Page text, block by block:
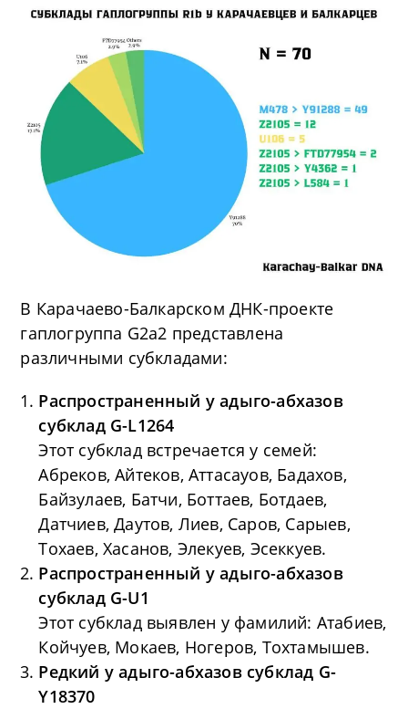
В Карачаево-Балкарском ДНК-проекте
гаплогруппа G2a2 представлена
различными субкладами:
Распространенный у адыго-абхазов
субклад G-L1264
Этот субклад встречается у семей:
Абреков, Айтеков, Аттасауов, Бадахов,
Байзулаев, Батчи, Боттаев, Ботдаев,
Датчиев, Даутов, Лиев, Саров, Сарыев,
Тохаев, Хасанов, Элекуев, Эсеккуев.
Распространенный у адыго-абхазов
субклад G-U1
Этот субклад выявлен у фамилий: Атабиев,
Койчуев, Мокаев, Ногеров, Тохтамышев.
Редкий у адыго-абхазов субклад G-
Y18370